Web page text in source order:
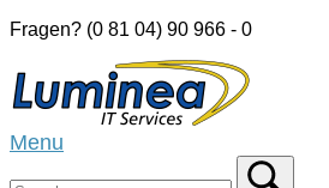
Skip
content
Fragen? (0 81 04) 90 966 - 0
Home
Menu